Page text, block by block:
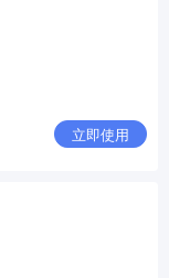
立即使用